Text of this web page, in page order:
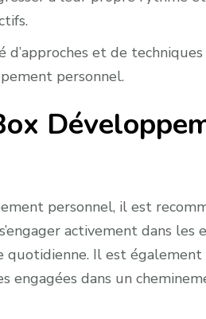
d’approches et de
personnel.
personnel, il est
activement dans les
quotidienne. Il est
engagées dans un